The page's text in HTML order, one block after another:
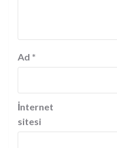
Ad *
İnternet
sitesi